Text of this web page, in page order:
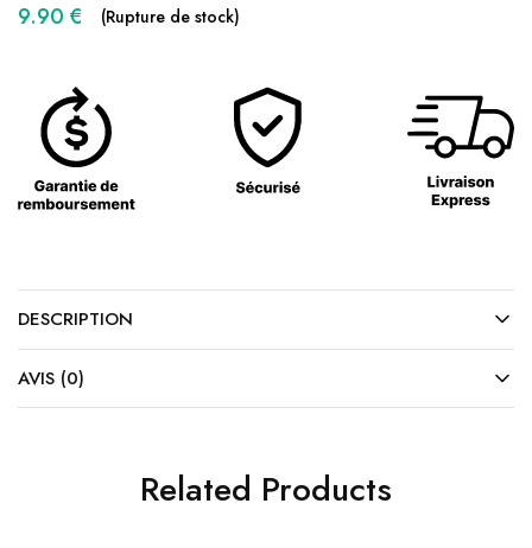
9.90 € (Rupture de stock)
DESCRIPTION
AVIS (0)
Related Products